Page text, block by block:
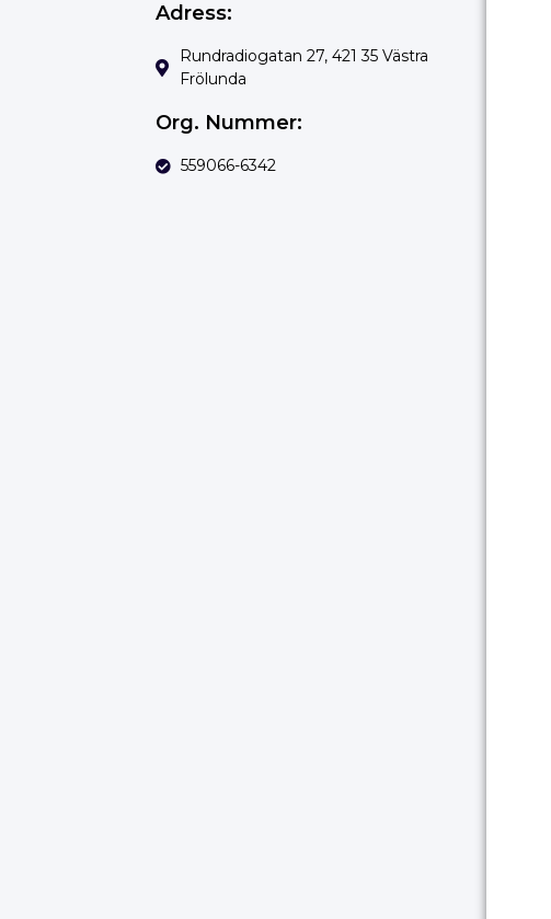
Adress:
Rundradiogatan 27, 421 35 Västra
Frölunda
Org. Nummer:
559066-6342